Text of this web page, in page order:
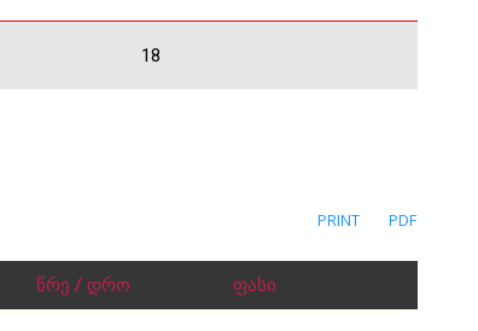
18
PRINT PDF
წრე / დრო ფასი